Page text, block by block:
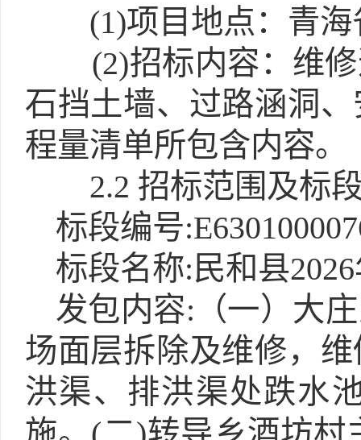
(1)项目地点：青海
(2)招标内容：维
石挡土墙、过路涵洞
程量清单所包含内容。
2.2 招标范围及标
标段编号
标段名称:民和县
发包内容:（一）大
场面层拆除及维修，
洪渠、排洪渠处跌水